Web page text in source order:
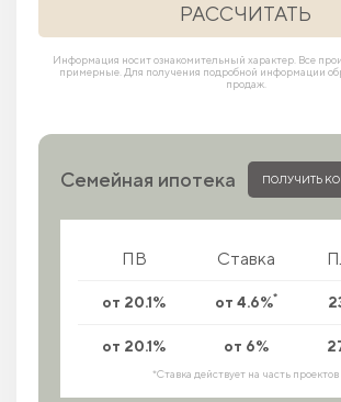
РАССЧИТАТЬ
Информация носит ознакомительный характер. Все
примерные. Для получения подробной информации
продаж.
Семейная ипотека ПОЛУЧИТЬ
ПВ Ставка
от 20.1% от 4.6%*
от 20.1% от 6%
*Ставка действует на часть проектов